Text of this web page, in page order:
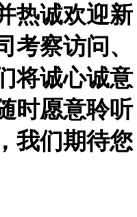
热诚欢迎新
考察访问、
将诚心诚意
时愿意聆听
我们期待您